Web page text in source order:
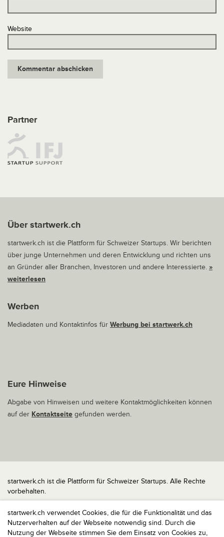
startwerk.ch verwendet Cookies, die für die Funktionalität und das
Nutzerverhalten auf der Webseite notwendig sind. Durch die
Nutzung der Webseite stimmen Sie dem Einsatz von Cookies zu,
Website
Partner
Über startwerk.ch
startwerk.ch ist die Plattform für Schweizer Startups. Wir berichten
über junge Unternehmen und deren Entwicklung und richten uns
an Gründer aller Branchen, Investoren und andere Interessierte. »
weiterlesen
Werben
Mediadaten und Kontaktinfos für Werbung bei startwerk.ch
Eure Hinweise
Abgabe von Hinweisen und weitere Kontaktmöglichkeiten können
auf der Kontaktseite gefunden werden.
startwerk.ch ist die Plattform für Schweizer Startups. Alle Rechte
vorbehalten.
Impressum
Kontakt
nach oben